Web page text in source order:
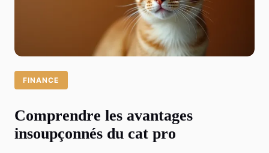
FINANCE
Comprendre les avantages
insoupçonnés du cat pro